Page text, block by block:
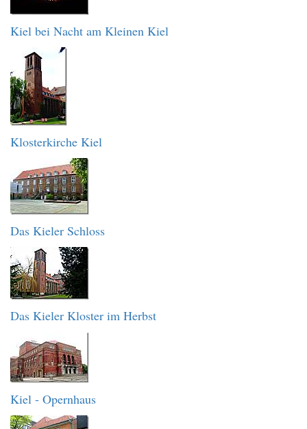
Kiel bei Nacht am Kleinen Kiel
Klosterkirche Kiel
Das Kieler Schloss
Das Kieler Kloster im Herbst
Kiel - Opernhaus